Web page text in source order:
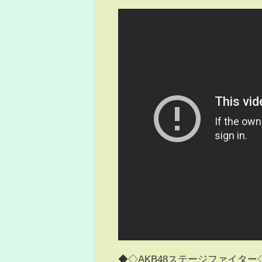
◆◇AKB48ステージファイタ